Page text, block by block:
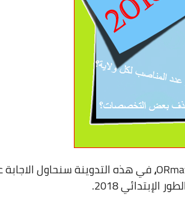
،في هذه التدوينةسنحاول الاجابة
2018.